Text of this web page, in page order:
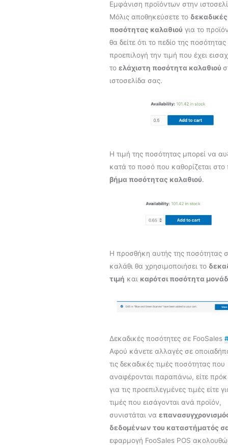
Εμφάνιση προϊόντων στην
Μόλις αποθηκεύσετε το δεκαδικές
ποσότητας καλαθιού για το
θα δείτε ότι το πεδίο της
προεπιλογή την τιμή που έχει
το ελάχιστη ποσότητα καλαθιού
ιστοσελίδα σας.
Η τιμή της ποσότητας μπορεί να
κατά το ποσό που καθορίζεται στο
βήμα ποσότητας καλαθιού.
Η προσθήκη αυτής της ποσότητας
καλάθι θα χρησιμοποιήσει το
τιμή και καρότσι ποσότητα
Δεκαδικές ποσότητες σε FooSales
Αφού κάνετε αλλαγές σε
τις δεκαδικές τιμές ποσότητας που
αναφέρονται παραπάνω, είτε
για τις προεπιλεγμένες τιμές είτε
τιμές που εισάγονται ανά προϊόν,
συνιστάται να
δεδομένων του καταστήματός
εφαρμογή FooSales POS